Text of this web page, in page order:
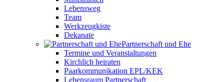
Lebensweg
Team
Werkzeugkiste
Dekanate
Partnerschaft und Ehe
Termine und Veranstaltungen
Kirchlich heiraten
Paarkommunikation EPL/KEK
Lebensraum Partnerschaft